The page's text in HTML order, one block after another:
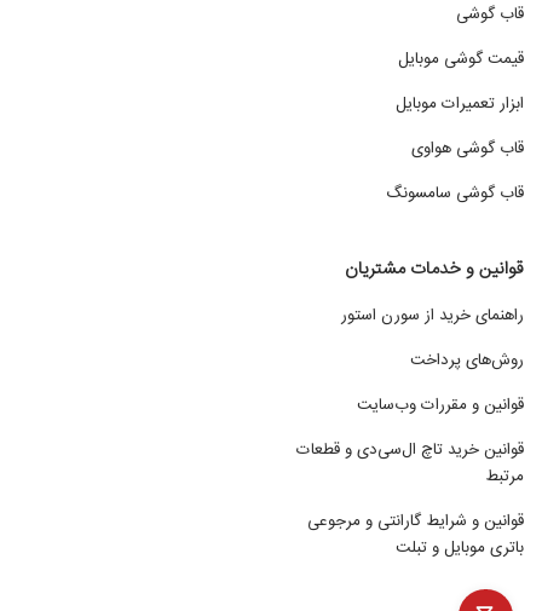
قاب گوشی
قیمت گوشی موبایل
ابزار تعمیرات موبایل
قاب گوشی هواوی
قاب گوشی سامسونگ
قوانین و خدمات مشتریان
راهنمای خرید از سورن استور
روش‌های پرداخت
قوانین و مقررات وب‌سایت
قوانین خرید تاچ ال‌سی‌دی و قطعات
مرتبط
قوانین و شرایط گارانتی و مرجوعی
باتری موبایل و تبلت